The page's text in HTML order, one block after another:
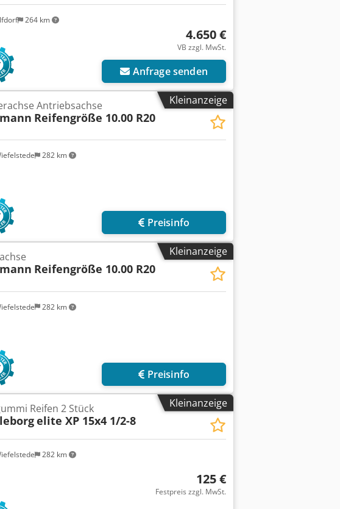
264 km
4.650 €
VB zzgl. MwSt.
Anfrage senden
Kleinanzeige
282 km
Antriebsachse
Reifengröße 10.00 R20
Preisinfo
Kleinanzeige
282 km
Reifengröße 10.00 R20
Preisinfo
Kleinanzeige
282 km
Reifen 2 Stück
elite XP 15x4 1/2-8
125 €
Festpreis zzgl. MwSt.